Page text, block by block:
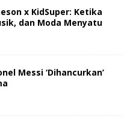
x KidSuper: Ketika
dan Moda Menyatu
Messi ‘Dihancurkan’